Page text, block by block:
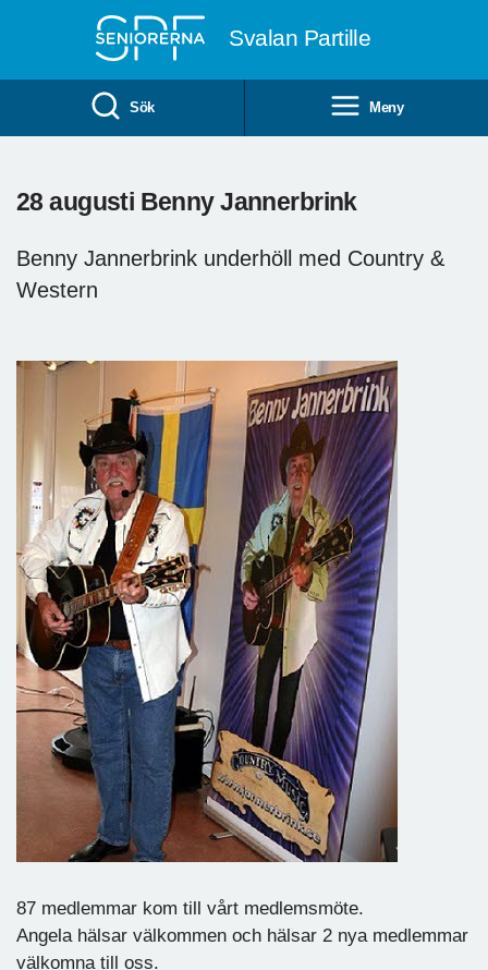
Svalan Partille
Sök Meny
28 augusti Benny Jannerbrink
Benny Jannerbrink underhöll med Country &
Western
87 medlemmar kom till vårt medlemsmöte.
Angela hälsar välkommen och hälsar 2 nya medlemmar
välkomna till oss.